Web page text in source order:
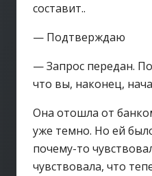
составит..
— Подтверждаю
— Запрос передан.
что вы, наконец,
Она отошла от
уже темно. Но ей
почему-то
чувствовала, что